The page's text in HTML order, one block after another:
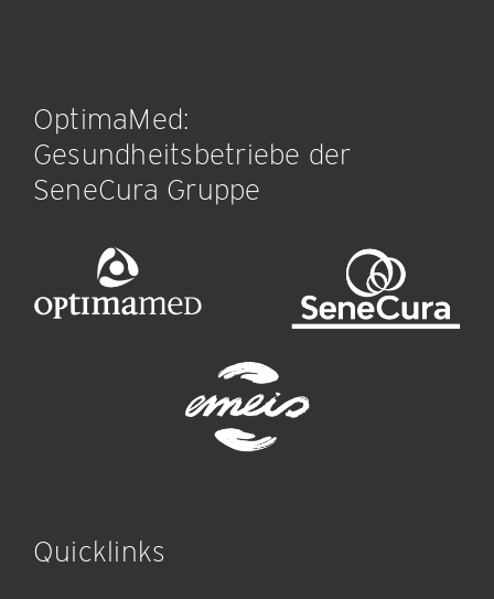
OptimaMed:
Gesundheitsbetriebe der
SeneCura Gruppe
Quicklinks